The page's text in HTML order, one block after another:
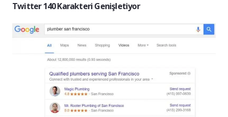
Twitter 140 Karakteri Genişletiyor